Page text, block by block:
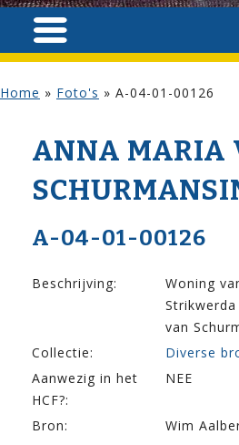
Home » Foto's » A-04-01-00126
ANNA MARIA
A-04-01-00126
Beschrijving:
Woning
van
Collectie:
Diverse
Aanwezig in het
HCF?:
NEE
Bron:
Wim